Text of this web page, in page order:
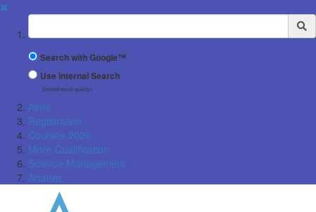
✖
Suchbegriff
Search with Google™
Use Internal Search
(limited result quality)
Aims
Registration
Courses 2026
More Qualification
Science Management
Archive